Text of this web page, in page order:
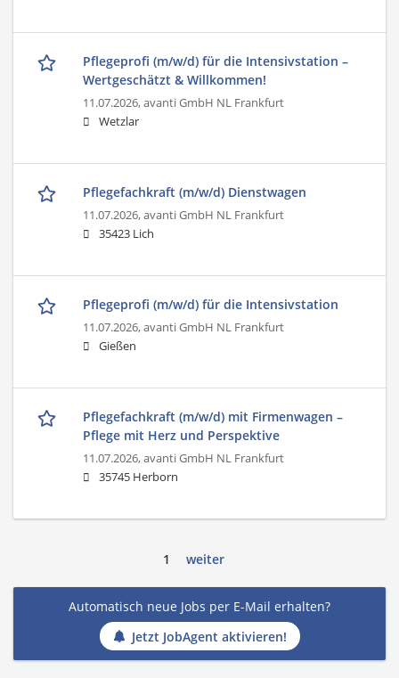
Pflegeprofi (m/w/d) für die Intensivstation –
Wertgeschätzt & Willkommen!
11.07.2026,avanti GmbH NL Frankfurt
Wetzlar
Pflegefachkraft (m/w/d) Dienstwagen
11.07.2026,avanti GmbH NL Frankfurt
35423 Lich
Pflegeprofi (m/w/d) für die Intensivstation
11.07.2026,avanti GmbH NL Frankfurt
Gießen
Pflegefachkraft (m/w/d) mit Firmenwagen –
Pflege mit Herz und Perspektive
11.07.2026,avanti GmbH NL Frankfurt
35745 Herborn
1 weiter
Automatisch neue Jobs per E-Mail erhalten?
Jetzt JobAgent aktivieren!